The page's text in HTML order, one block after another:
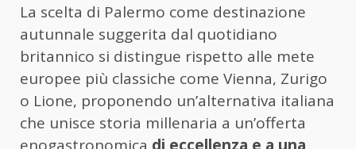
La scelta di Palermo come destinazione
autunnale suggerita dal quotidiano
britannico si distingue rispetto alle mete
europee più classiche come Vienna, Zurigo
o Lione, proponendo un’alternativa italiana
che unisce storia millenaria a un’offerta
enogastronomica di eccellenza e a una